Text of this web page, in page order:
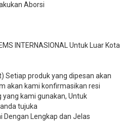
Aborsi
INTERNASIONAL Untuk Luar Kota
Setiap produk yang dipesan akan
akan kami konfirmasikan resi
kami gunakan, Untuk
tujuka
Dengan Lengkap dan Jelas